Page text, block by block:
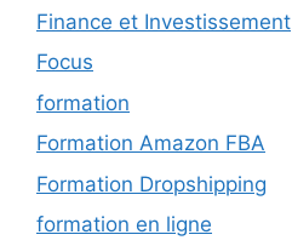
Finance et Investissement
Focus
formation
Formation Amazon FBA
Formation Dropshipping
formation en ligne